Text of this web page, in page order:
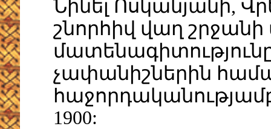
Նինել Ոսկանյանի,
շնորհիվ վաղ
չափանիշներին
հաջորդականությամբ՝
1900: